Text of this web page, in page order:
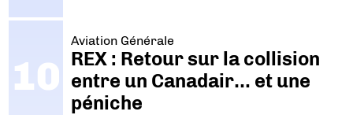
Aviation Générale
REX : Retour sur la collision
entre un Canadair… et une
péniche